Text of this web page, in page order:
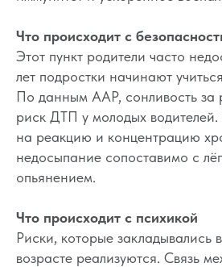
Что происходит с
Этот пункт родители часто
лет подростки начинают
По данным AAP, сонливость за
риск ДТП у молодых
на реакцию и концентрацию
недосыпание сопоставимо с
опьянением.
Что происходит с психикой
Риски, которые закладывались
возрасте реализуются. Связь